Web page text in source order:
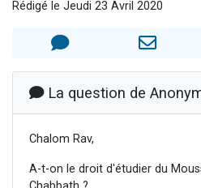
Il reste 49
2 nouvelles
Rédigé le Jeudi 23 Avril 2020
La question de
Chalom Rav,
A-t-on le droit d'étudier du